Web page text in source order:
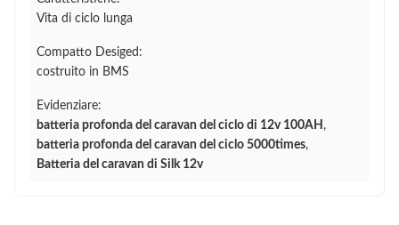
Vita di ciclo lunga
Compatto Desiged:
costruito in BMS
Evidenziare:
batteria profonda del caravan del ciclo di 12v 100AH ,
batteria profonda del caravan del ciclo 5000times,
Batteria del caravan di Silk 12v